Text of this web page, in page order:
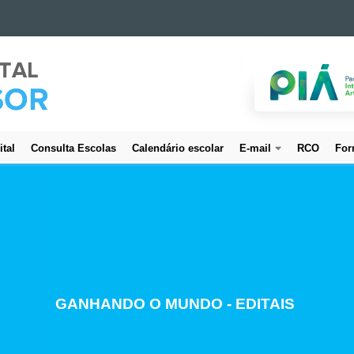
Consulta Escolas Calendário escolar E-mail RCO
ESTUDO E PLANEJAMENTO
GANHANDO O MUNDO - EDITAIS
CREDENCIAMENTO DE SERVIDORES
PROJETO BEM CUIDAR